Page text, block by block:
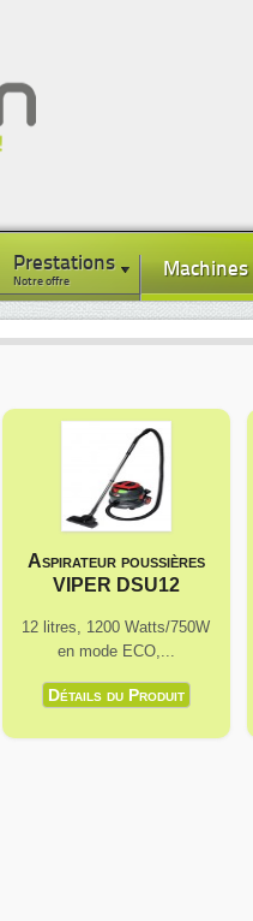
Prestations
Notre offre
Machines
Aspirateur poussières
VIPER DSU12
12 litres, 1200 Watts/750W
en mode ECO,...
Détails du Produit